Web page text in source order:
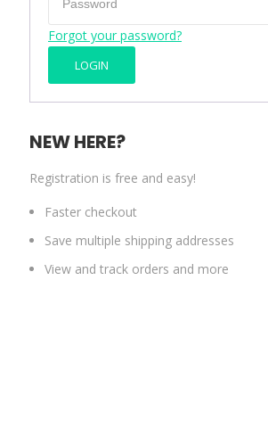
Forgot your password?
NEW HERE?
Registration is free and easy!
Faster checkout
Save multiple shipping addresses
View and track orders and more